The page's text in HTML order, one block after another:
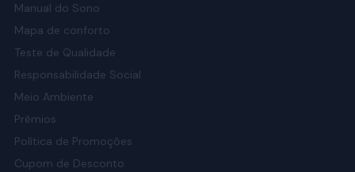
Manual do Sono
Mapa de conforto
Teste de Qualidade
Responsabilidade Social
Meio Ambiente
Prêmios
Política de Promoções
Cupom de Desconto